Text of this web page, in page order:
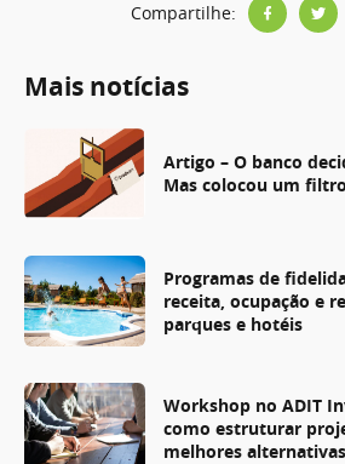
Compartilhe:
Mais notícias
Artigo – O banco
Mas colocou um
Programas de
receita, ocupação e
parques e hotéis
Workshop no ADIT
como estruturar
melhores